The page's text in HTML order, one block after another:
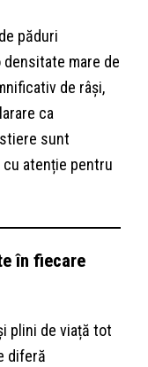
păduri
mare de
de râși,
ca
sunt
atenție pentru
în fiecare
plini de viață tot
diferă